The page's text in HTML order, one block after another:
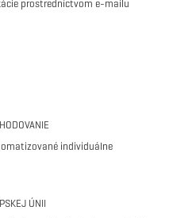
prostredníctvom e-mailu
individuálne
ÚNII